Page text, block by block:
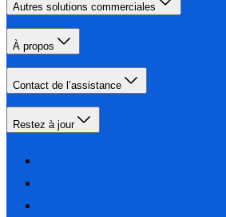
Autres solutions commerciales
À propos
Contact de l’assistance
Restez à jour